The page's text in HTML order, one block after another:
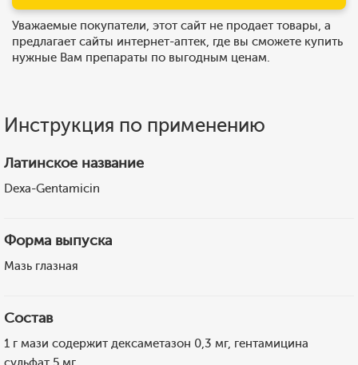
Уважаемые покупатели, этот сайт не продает товары, а
предлагает сайты интернет-аптек, где вы сможете купить
нужные Вам препараты по выгодным ценам.
Инструкция по применению
Латинское название
Dexa-Gentamicin
Форма выпуска
Мазь глазная
Состав
1 г мази содержит дексаметазон 0,3 мг, гентамицина